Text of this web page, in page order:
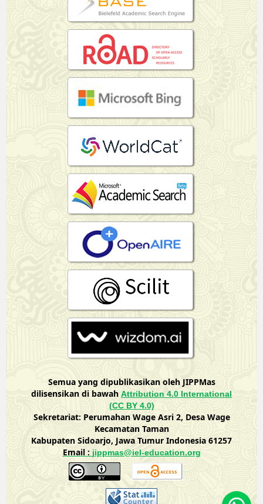
Semua yang dipublikasikan oleh JIPPMas
dilisensikan di bawah Attribution 4.0 International
(CC BY 4.0)
Sekretariat: Perumahan Wage Asri 2, Desa Wage
Kecamatan Taman
Kabupaten Sidoarjo, Jawa Tumur Indonesia 61257
Email : jippmas@iel-education.org